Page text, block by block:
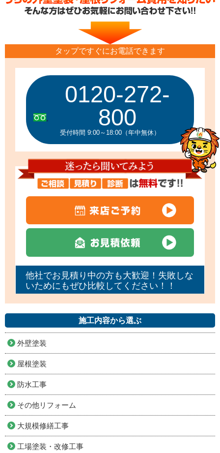
タップですぐにお電話できます
0120-272-
800
受付時間 9:00～18:00（年中無休）
他社でお見積り中の方も大歓迎！失敗しな
いためにもぜひ比較してください！！
施工内容から選ぶ
外壁塗装
屋根塗装
防水工事
その他リフォーム
大規模修繕工事
工場塗装・改修工事